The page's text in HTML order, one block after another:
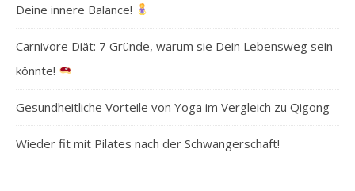
Deine innere Balance!
Carnivore Diät: 7 Gründe, warum sie Dein Lebensweg sein
könnte!
Gesundheitliche Vorteile von Yoga im Vergleich zu Qigong
Wieder fit mit Pilates nach der Schwangerschaft!